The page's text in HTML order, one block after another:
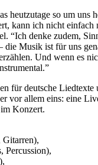
heutzutage so um uns
kann ich nicht einfach
“Ich denke zudem,
die Musik ist für uns
Und wenn es
für deutsche Liedtexte
vor allem eins: eine
Konzert.
Gitarren),
Percussion),